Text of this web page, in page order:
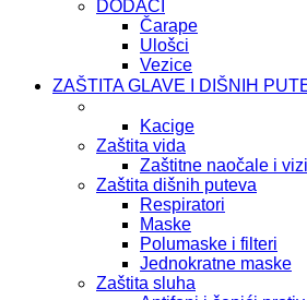
DODACI
Čarape
Ulošci
Vezice
ZAŠTITA GLAVE I DIŠNIH
Kacige
Zaštita vida
Zaštitne naočale i
Zaštita dišnih puteva
Respiratori
Maske
Polumaske i filteri
Jednokratne maske
Zaštita sluha